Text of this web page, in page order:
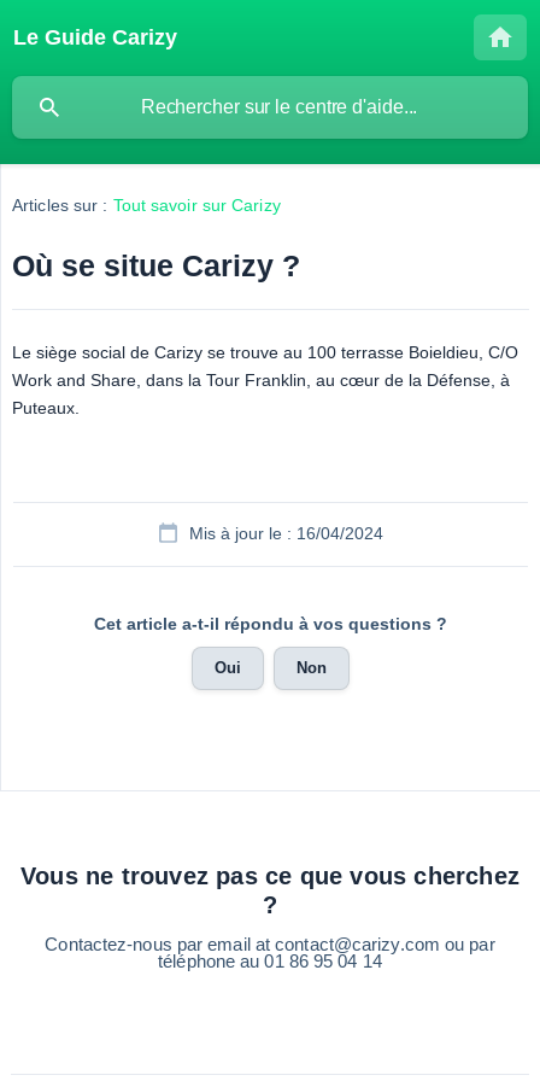
Le Guide Carizy
Articles sur : Tout savoir sur Carizy
Où se situe Carizy ?
Le siège social de Carizy se trouve au 100 terrasse Boieldieu, C/O
Work and Share, dans la Tour Franklin, au cœur de la Défense, à
Puteaux.
Mis à jour le : 16/04/2024
Cet article a-t-il répondu à vos questions ?
Oui Non
Vous ne trouvez pas ce que vous cherchez
?
Contactez-nous par email at contact@carizy.com ou par
téléphone au 01 86 95 04 14